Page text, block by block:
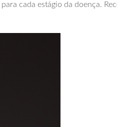
cada estágio da doença.